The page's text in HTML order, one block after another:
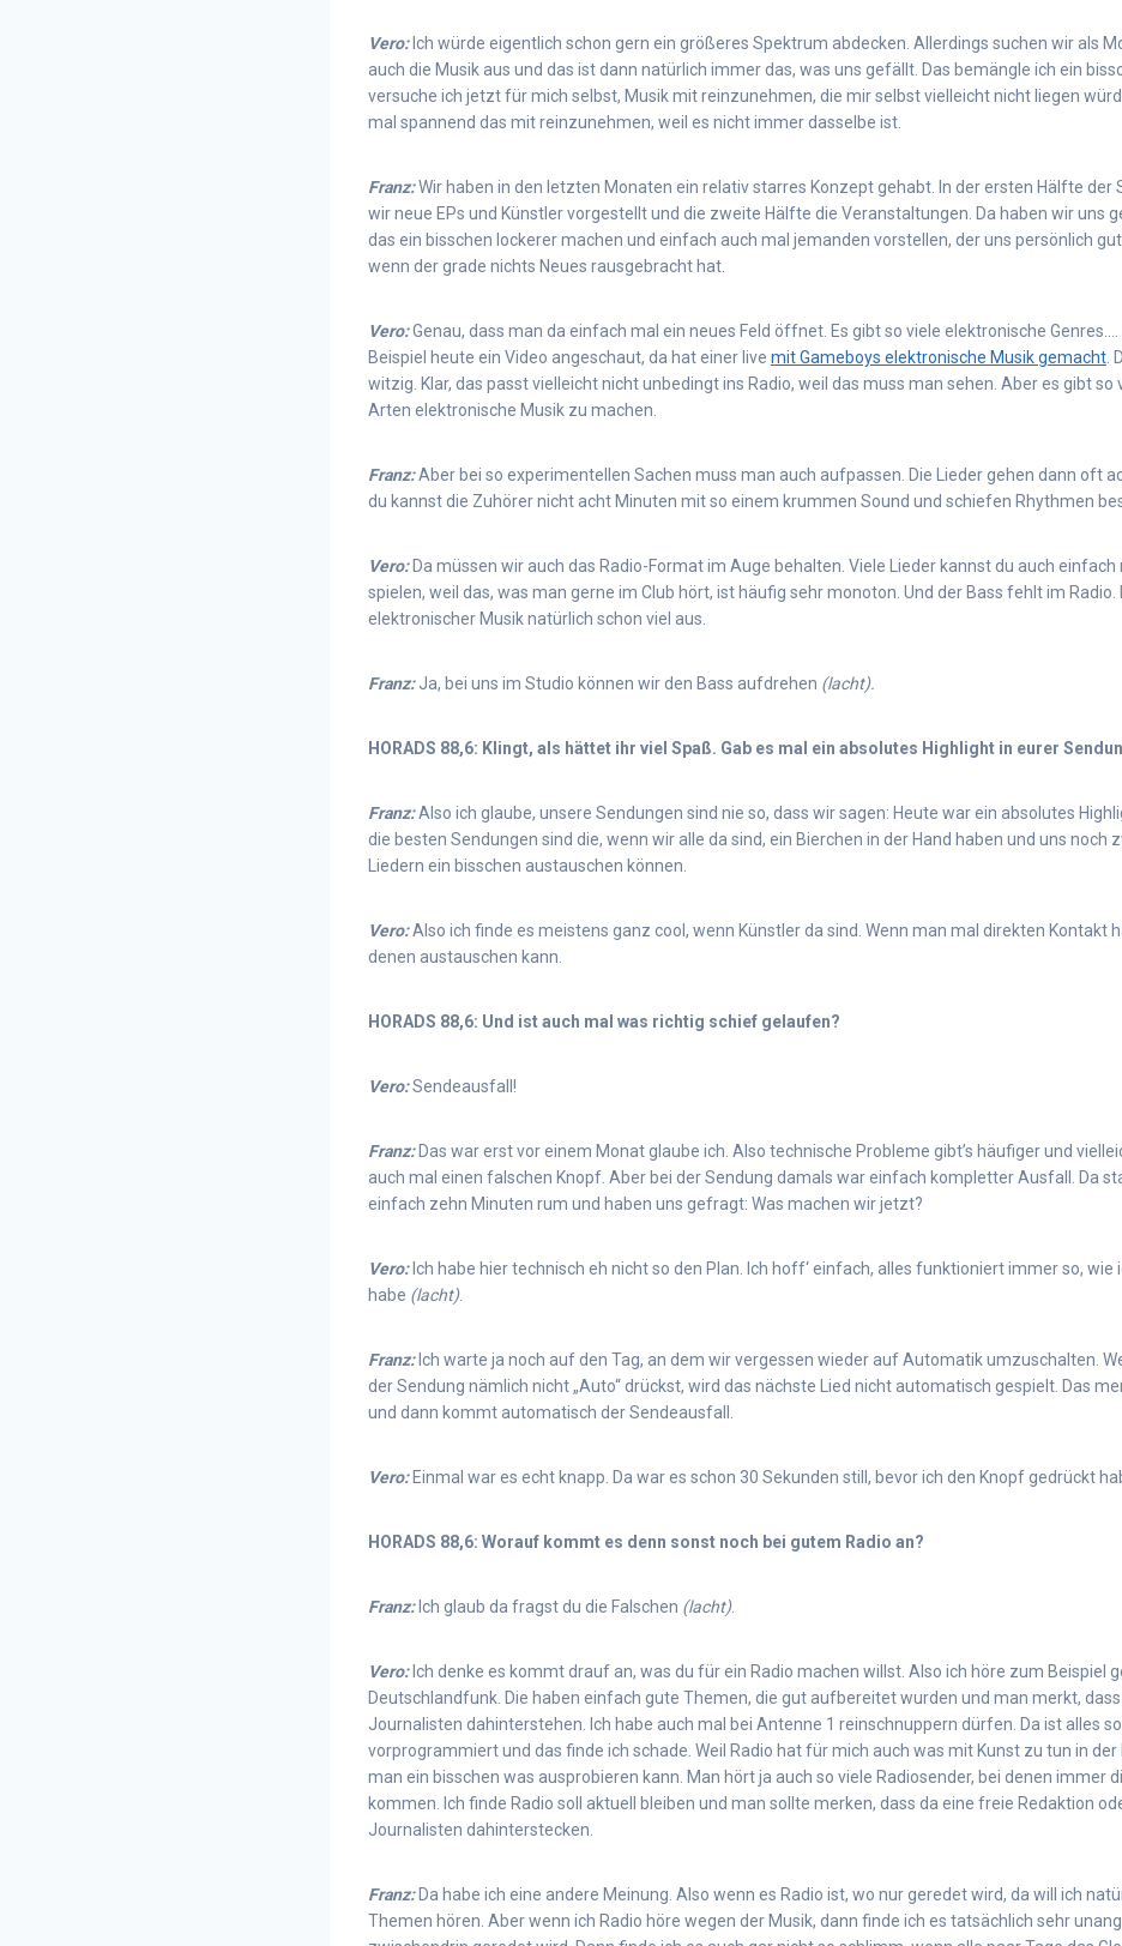
Vero: Ich würde eigentlich schon gern ein größeres Spektrum abdecken. Allerdings suchen wir als
auch die Musik aus und das ist dann natürlich immer das, was uns gefällt. Das bemängle ich ein
versuche ich jetzt für mich selbst, Musik mit reinzunehmen, die mir selbst vielleicht nicht liegen
mal spannend das mit reinzunehmen, weil es nicht immer dasselbe ist.
Franz:Wir haben in den letzten Monaten ein relativ starres Konzept gehabt. In der ersten Hälfte der
wir neue EPs und Künstler vorgestellt und die zweite Hälfte die Veranstaltungen. Da haben wir uns
das ein bisschen lockerer machen und einfach auch mal jemanden vorstellen, der uns persönlich
wenn der grade nichts Neues rausgebracht hat.
Vero:Genau, dass man da einfach mal ein neues Feld öffnet. Es gibt so viele elektronische
Beispiel heute ein Video angeschaut, da hat einer live mit Gameboys elektronische Musik gemacht
witzig. Klar, das passt vielleicht nicht unbedingt ins Radio, weil das muss man sehen. Aber es gibt so
Arten elektronische Musik zu machen.
Franz:Aber bei so experimentellen Sachen muss man auch aufpassen. Die Lieder gehen dann oft
du kannst die Zuhörer nicht acht Minuten mit so einem krummen Sound und schiefen Rhythmen
Vero:Da müssen wir auch das Radio-Format im Auge behalten. Viele Lieder kannst du auch einfach
spielen, weil das, was man gerne im Club hört, ist häufig sehr monoton. Und der Bass fehlt im Radio.
elektronischer Musik natürlich schon viel aus.
Franz:Ja, bei uns im Studio können wir den Bass aufdrehen (lacht).
HORADS 88,6: Klingt, als hättet ihr viel Spaß. Gab es mal ein absolutes Highlight in eurer
Franz:Also ich glaube, unsere Sendungen sind nie so, dass wir sagen: Heute war ein absolutes
die besten Sendungen sind die, wenn wir alle da sind, ein Bierchen in der Hand haben und uns noch
Liedern ein bisschen austauschen können.
Vero:Also ich finde es meistens ganz cool, wenn Künstler da sind. Wenn man mal direkten Kontakt
denen austauschen kann.
HORADS 88,6: Und ist auch mal was richtig schief gelaufen?
Vero:Sendeausfall!
Franz:Das war erst vor einem Monat glaube ich. Also technische Probleme gibt’s häufiger und
auch mal einen falschen Knopf. Aber bei der Sendung damals war einfach kompletter Ausfall. Da
einfach zehn Minuten rum und haben uns gefragt: Was machen wir jetzt?
Vero:Ich habe hier technisch eh nicht so den Plan. Ich hoff‘ einfach, alles funktioniert immer so, wie
habe (lacht).
Franz:Ich warte ja noch auf den Tag, an dem wir vergessen wieder auf Automatik umzuschalten.
der Sendung nämlich nicht „Auto“ drückst, wird das nächste Lied nicht automatisch gespielt. Das
und dann kommt automatisch der Sendeausfall.
Vero: Einmal war es echt knapp. Da war es schon 30 Sekunden still, bevor ich den Knopf gedrückt
HORADS 88,6: Worauf kommt es denn sonst noch bei gutem Radio an?
Franz:Ich glaub da fragst du die Falschen (lacht).
Vero:Ich denke es kommt drauf an, was du für ein Radio machen willst. Also ich höre zum Beispiel
Deutschlandfunk. Die haben einfach gute Themen, die gut aufbereitet wurden und man merkt,
Journalisten dahinterstehen. Ich habe auch mal bei Antenne 1 reinschnuppern dürfen. Da ist alles so
vorprogrammiert und das finde ich schade. Weil Radio hat für mich auch was mit Kunst zu tun in der
man ein bisschen was ausprobieren kann. Man hört ja auch so viele Radiosender, bei denen immer
kommen. Ich finde Radio soll aktuell bleiben und man sollte merken, dass da eine freie Redaktion
Journalisten dahinterstecken.
Franz:Da habe ich eine andere Meinung. Also wenn es Radio ist, wo nur geredet wird, da will ich
Themen hören. Aber wenn ich Radio höre wegen der Musik, dann finde ich es tatsächlich sehr